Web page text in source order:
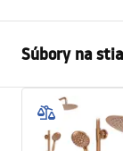
Farba
Typ kabíny
Farba skla
Súbory na
shower
shower